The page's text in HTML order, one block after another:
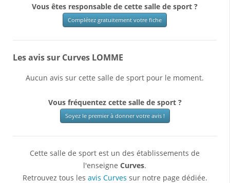
Vous êtes responsable de cette salle de sport ?
Complétez gratuitement votre fiche
Les avis sur Curves LOMME
Aucun avis sur cette salle de sport pour le moment.
Vous fréquentez cette salle de sport ?
Soyez le premier à donner votre avis !
Cette salle de sport est un des établissements de
l'enseigne Curves.
Retrouvez tous les avis Curves sur notre page dédiée.